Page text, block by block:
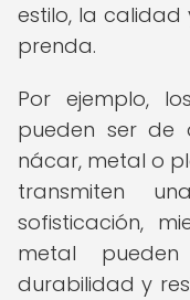
estilo, la
prenda.
Por ejemplo,
pueden ser de
nácar, metal o
transmiten
sofisticación,
metal
durabilidad y